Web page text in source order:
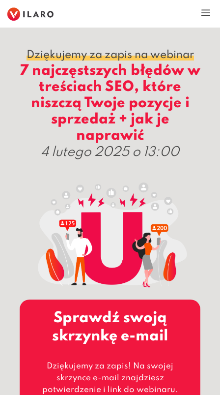
do
treści
Dziękujemy za zapis na webinar
7 najczęstszych błędów w
treściach SEO, które
niszczą Twoje pozycje i
sprzedaż + jak je
naprawić
4 lutego 2025 o 13:00
Sprawdź swoją
skrzynkę e-mail
Dziękujemy za zapis! Na swojej
skrzynce e-mail znajdziesz
potwierdzenie i link do webinaru.